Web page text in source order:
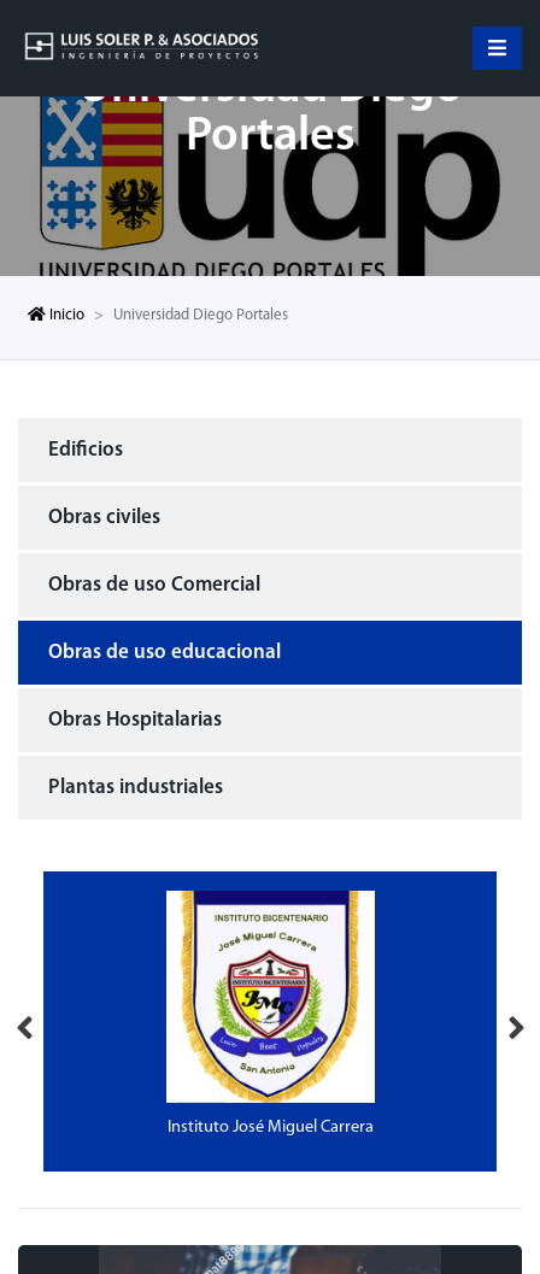
Universidad Diego
Portales
Inicio Universidad Diego Portales
Edificios
Obras civiles
Obras de uso Comercial
Obras de uso educacional
Obras Hospitalarias
Plantas industriales
Instituto José Miguel Carrera